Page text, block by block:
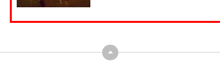
Top